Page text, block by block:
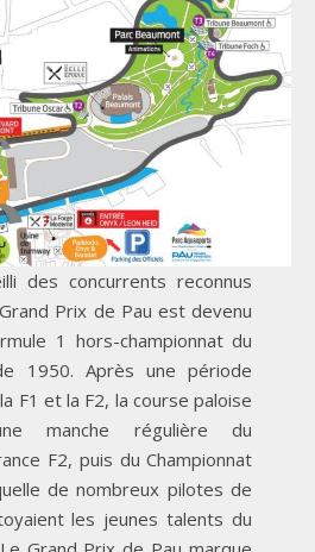
des concurrents reconnus
Prix de Pau est devenu
1 hors-championnat du
1950. Après une période
F1 et la F2, la course paloise
manche régulière du
F2, puis du Championnat
de nombreux pilotes de
les jeunes talents du